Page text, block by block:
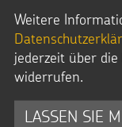
Weitere
jederzeit über
widerrufen.
LASSEN SIE